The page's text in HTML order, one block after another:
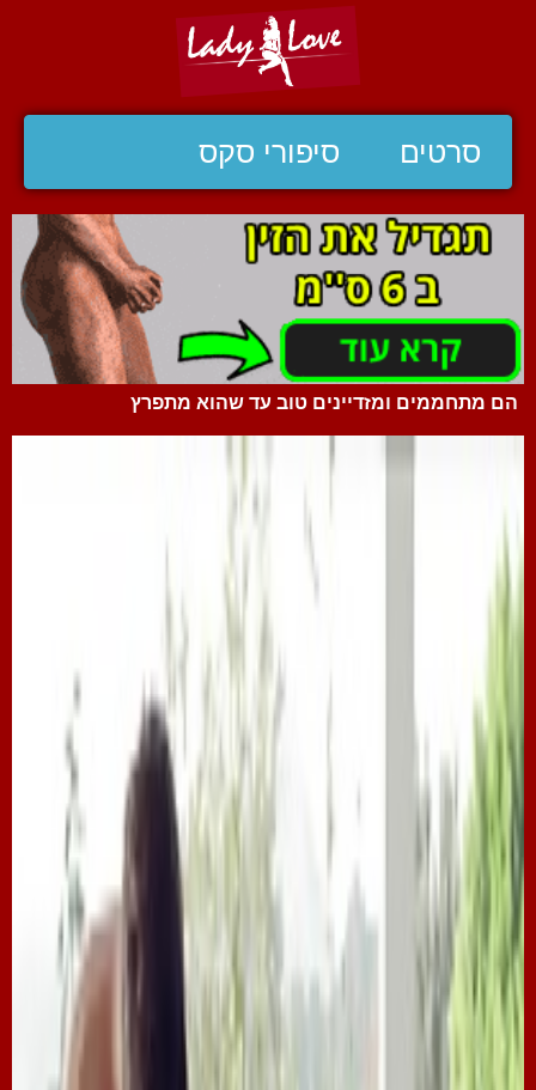
סרטים סיפורי סקס
הם מתחממים ומזדיינים טוב עד שהוא מתפרץ